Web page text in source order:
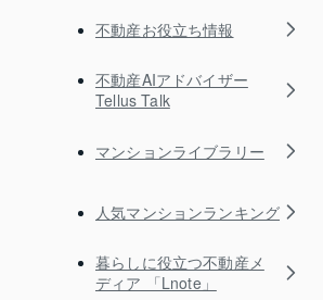
不動産お役立ち情報
不動産AIアドバイザー
Tellus Talk
マンションライブラリー
人気マンションランキング
暮らしに役立つ不動産メ
ディア 「Lnote」